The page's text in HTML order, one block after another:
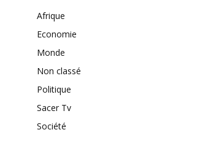
Afrique
Economie
Monde
Non classé
Politique
Sacer Tv
Société